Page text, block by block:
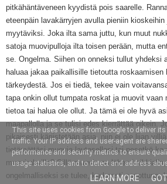
pitkähäntäveneen kyydistä pois saarelle.
eteenpäin lavakärryjen avulla pieniin
myytäviksi. Joka ilta sama juttu, kun muut
satoja muovipullojailta toisen perään, mutta
se. Ongelma. Siihen on onneksi tullut yhdeksi
haluaa jakaa paikallisille tietoutta
tärkeydestä. Jos ei tiedä, tekee vain
tapa onkin ollut tumpata roskat ja muovit vaan
tietoa tai halua ole ollut. Ja tämä ei ole hyvä
maapallolla ja se tulisi edes kierrättää oikein.
pikaisesti kärjistetään asia, niin ei ole liian
tietämättäsi muovia lautasellasi tai pesetkö
muovirakeilla? Sillä muovia on lähes
ongelmalliseksi se tulee, karkeasti sanottuna,
This site uses cookies from Google to deliver
traffic. Your IP address and user-agent are
performance and security metrics to ensure
usage statistics, and to detect and address
LEARN MORE